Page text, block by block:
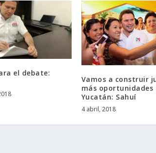
el debate:
Vamos a construir
más oportunidades
Yucatán: Sahuí
4 abril, 2018